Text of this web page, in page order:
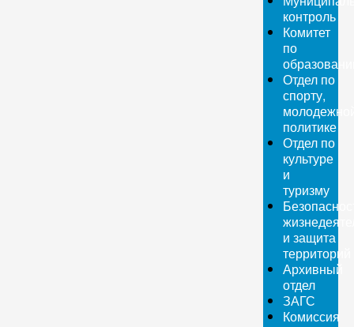
контроль
Комитет
по
Отдел по
спорту,
политике
Отдел по
культуре
и
туризму
и защита
территорий
Архивный
отдел
ЗАГС
Комиссия